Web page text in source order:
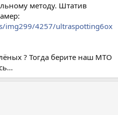
методу. Штатив
img299/4257/ultraspotting6ox
? Тогда берите наш МТО